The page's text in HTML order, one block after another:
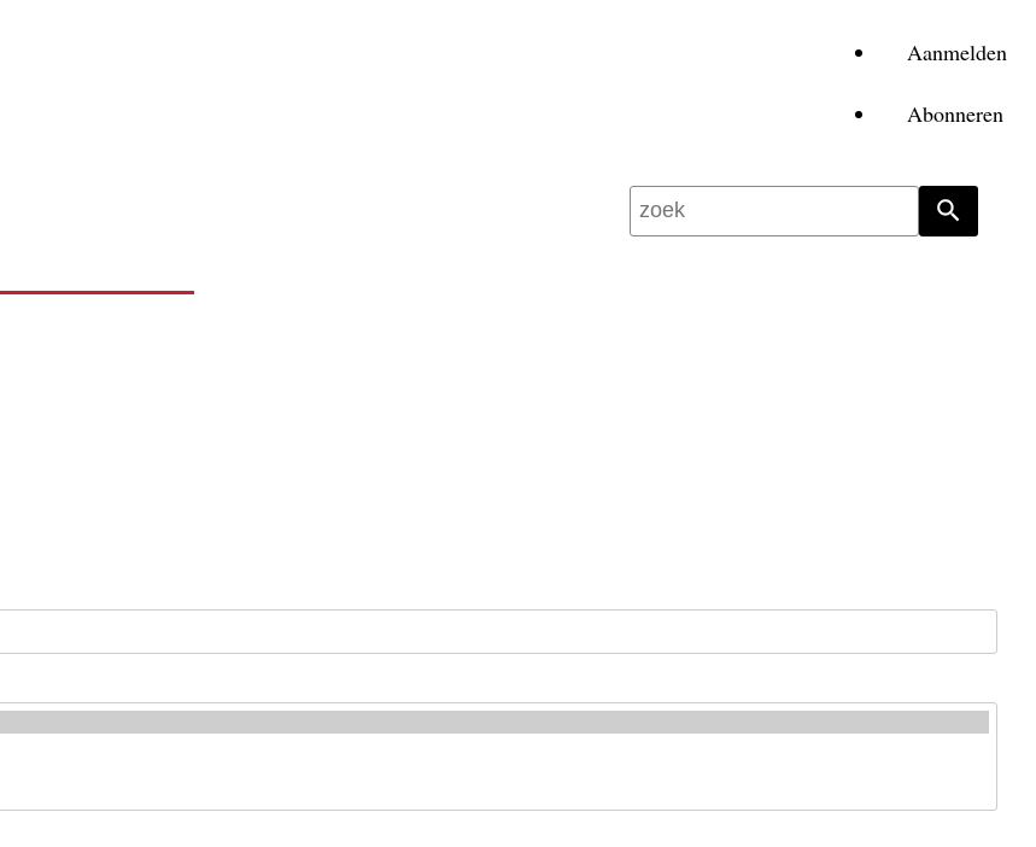
Aanmelden
Abonneren